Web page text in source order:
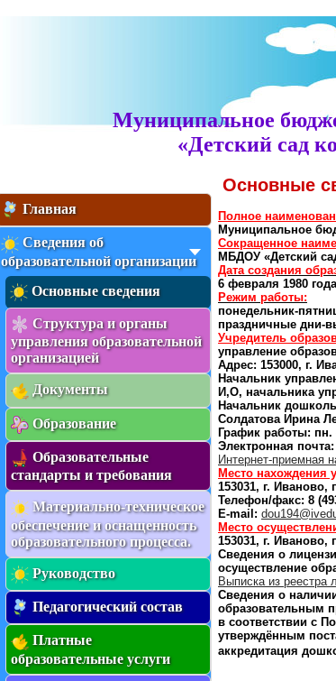
Муниципальное
«Детский сад
Главная
Сведения об
образовательной организации
Основные сведения
Структура и органы
управления образовательной
организацией
Документы
Образование
Образовательные
стандарты и требования
Материально-техническое
обеспечение и оснащенность
образовательного процесса.
Руководство
Педагогический состав
Платные
образовательные услуги
Основные
Полное
Муниципальное
Сокращенное
МБДОУ «Детский
Дата создания
6 февраля 1980
Режим работы:
понедельник-
праздничные дни-
Учредитель
управление
Адрес: 153000, г.
Начальник
И,О, начальника
Начальник
Солдатова Ирина
График работы: пн.
Электронная почта:
Интернет-приемная
Место нахождения
153031, г. Иваново,
Телефон/факс: 8
E-mail:
Место
153031, г. Иваново,
Сведения о
осуществление
Выписка из
Сведения о
образовательным
в соответствии с
утверждённым
аккредитация